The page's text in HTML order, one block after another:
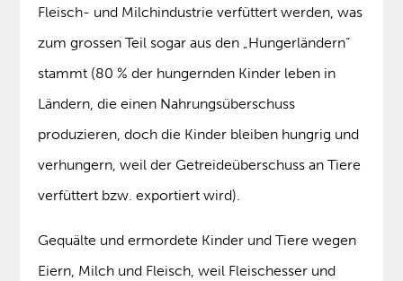
Fleisch- und Milchindustrie verfüttert werden, was
zum grossen Teil sogar aus den „Hungerländern“
stammt (80 % der hungernden Kinder leben in
Ländern, die einen Nahrungsüberschuss
produzieren, doch die Kinder bleiben hungrig und
verhungern, weil der Getreideüberschuss an Tiere
verfüttert bzw. exportiert wird).
Gequälte und ermordete Kinder und Tiere wegen
Eiern, Milch und Fleisch, weil Fleischesser und